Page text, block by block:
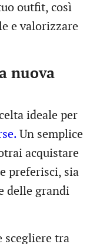
outfit, così
e valorizzare
nuova
ideale per
Un semplice
acquistare
preferisci, sia
delle grandi
scegliere tra